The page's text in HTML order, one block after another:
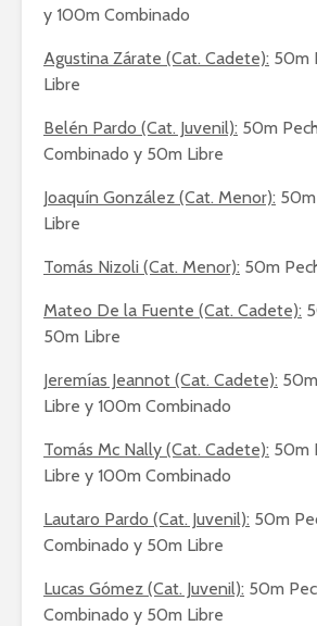
y 100m Combinado
Agustina Zárate (Cat. Cadete): 50m
Libre
Belén Pardo (Cat. Juvenil): 50m
Combinado y 50m Libre
Joaquín González (Cat. Menor):
Libre
Tomás Nizoli (Cat. Menor): 50m
Mateo De la Fuente (Cat. Cadete):
50m Libre
Jeremías Jeannot (Cat. Cadete):
Libre y 100m Combinado
Tomás Mc Nally (Cat. Cadete): 50m
Libre y 100m Combinado
Lautaro Pardo (Cat. Juvenil): 50m
Combinado y 50m Libre
Lucas Gómez (Cat. Juvenil): 50m
Combinado y 50m Libre